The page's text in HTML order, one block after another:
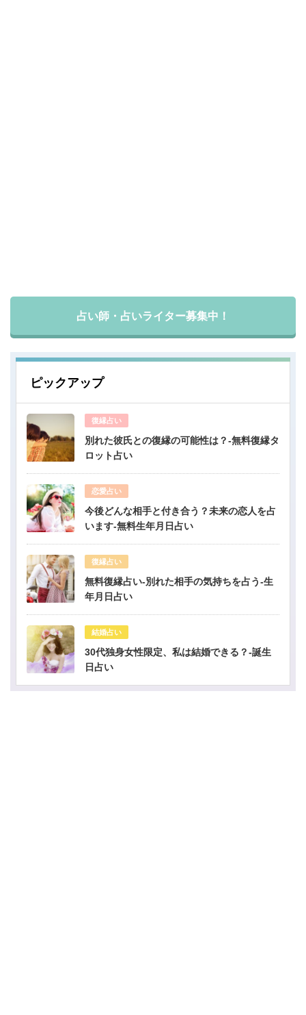
占い師・占いライター募集中！
ピックアップ
復縁占い
別れた彼氏との復縁の可能性は？-無料復縁タ
ロット占い
恋愛占い
今後どんな相手と付き合う？未来の恋人を占
います-無料生年月日占い
復縁占い
無料復縁占い-別れた相手の気持ちを占う-生
年月日占い
結婚占い
30代独身女性限定、私は結婚できる？-誕生
日占い